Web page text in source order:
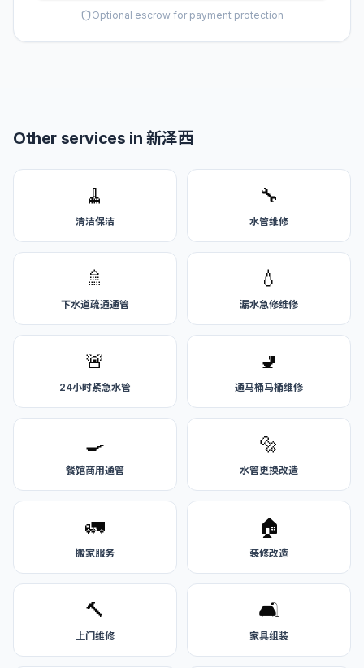
Optional escrow for payment protection
Other services in 新泽西
🧹
清洁保洁
🔧
水管维修
🚿
下水道疏通通管
💧
漏水急修维修
🚨
24小时紧急水管
🚽
通马桶马桶维修
🍳
餐馆商用通管
🔩
水管更换改造
🚛
搬家服务
🏠
装修改造
🔨
上门维修
🛋️
家具组装